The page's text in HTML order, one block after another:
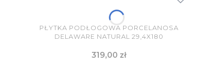
PŁYTKA PODŁOGOWA PORCELANOSA
DELAWARE NATURAL 29,4X180
Cena
319,00 zł